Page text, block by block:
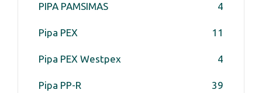
PIPA PAMSIMAS 4
Pipa PEX 11
Pipa PEX Westpex 4
Pipa PP-R 39